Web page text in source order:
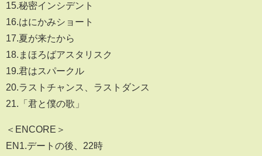
15.秘密インシデント
16.はにかみショート
17.夏が来たから
18.まほろばアスタリスク
19.君はスパークル
20.ラストチャンス、ラストダンス
21.「君と僕の歌」
＜ENCORE＞
EN1.デートの後、22時